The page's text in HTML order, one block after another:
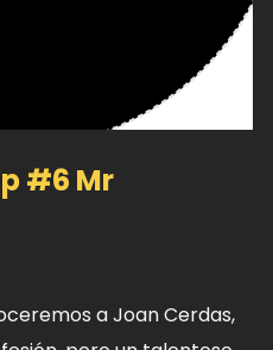
#6 Mr
a Joan Cerdas,